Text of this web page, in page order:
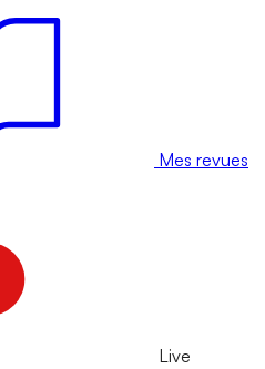
Mes revues
Live